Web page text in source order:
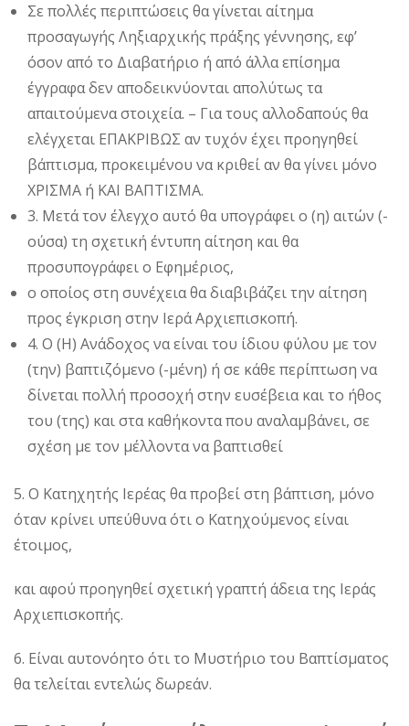
Σε πολλές περιπτώσεις θα γίνεται αίτημα
προσαγωγής Ληξιαρχικής πράξης γέννησης, εφ’
όσον από το Διαβατήριο ή από άλλα επίσημα
έγγραφα δεν αποδεικνύονται απολύτως τα
απαιτούμενα στοιχεία. – Για τους αλλοδαπούς θα
ελέγχεται ΕΠΑΚΡΙΒΩΣ αν τυχόν έχει προηγηθεί
βάπτισμα, προκειμένου να κριθεί αν θα γίνει μόνο
ΧΡΙΣΜΑ ή ΚΑΙ ΒΑΠΤΙΣΜΑ.
3. Μετά τον έλεγχο αυτό θα υπογράφει ο (η) αιτών (-
ούσα) τη σχετική έντυπη αίτηση και θα
προσυπογράφει ο Εφημέριος,
ο οποίος στη συνέχεια θα διαβιβάζει την αίτηση
προς έγκριση στην Ιερά Αρχιεπισκοπή.
4. Ο (Η) Ανάδοχος να είναι του ίδιου φύλου με τον
(την) βαπτιζόμενο (-μένη) ή σε κάθε περίπτωση να
δίνεται πολλή προσοχή στην ευσέβεια και το ήθος
του (της) και στα καθήκοντα που αναλαμβάνει, σε
σχέση με τον μέλλοντα να βαπτισθεί
5. Ο Κατηχητής Ιερέας θα προβεί στη βάπτιση, μόνο
όταν κρίνει υπεύθυνα ότι ο Κατηχούμενος είναι
έτοιμος,
και αφού προηγηθεί σχετική γραπτή άδεια της Ιεράς
Αρχιεπισκοπής.
6. Είναι αυτονόητο ότι το Μυστήριο του Βαπτίσματος
θα τελείται εντελώς δωρεάν.